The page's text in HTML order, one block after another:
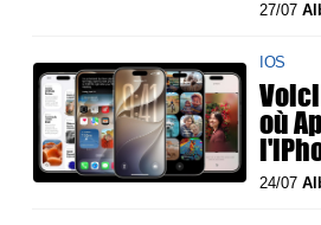
27/07
IOS
où
24/07